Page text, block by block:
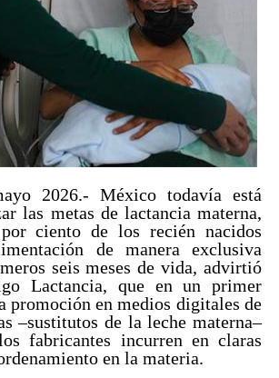
2026.- México todavía está
las metas de lactancia materna,
ciento de los recién nacidos
de manera exclusiva
seis meses de vida, advirtió
Lactancia, que en un primer
promoción en medios digitales de
–sustitutos de la leche materna–
fabricantes incurren en claras
en la materia.